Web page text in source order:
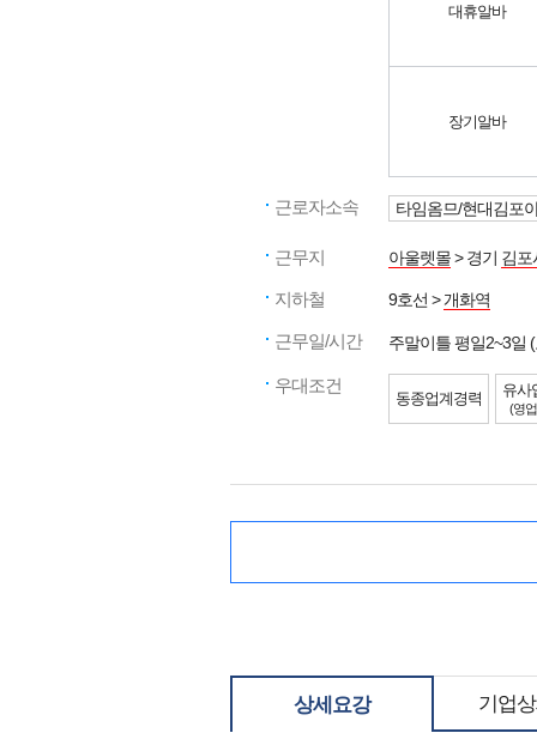
대휴알바
장기알바
근로자소속 타임옴므/현대김포
근무지 아울렛몰> 경기 김포
지하철 9호선 >개화역
근무일/시간 주말이틀 평일2~3일
우대조건
동종업계경력 유사
(영
상세요강 기업